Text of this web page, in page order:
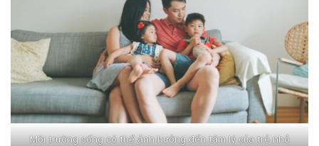
Môi trường sống có thể ảnh hưởng đến tâm lý của trẻ nhỏ